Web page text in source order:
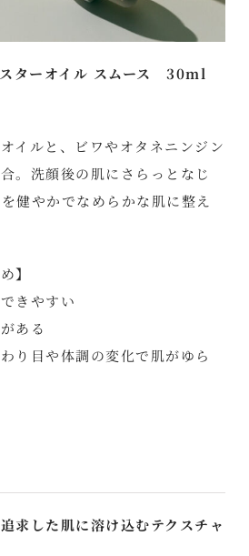
ターオイル スムース 30ml
イルと、ビワやオタネニンジン
。洗顔後の肌にさらっとなじ
健やかでなめらかな肌に整え
】
きやすい
ある
り目や体調の変化で肌がゆら
求した肌に溶け込むテクスチャ